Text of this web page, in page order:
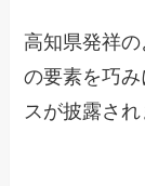
高知県発祥の
の要素を巧
スが披露され